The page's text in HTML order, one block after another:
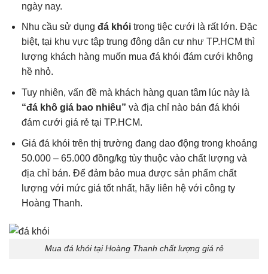
ngày nay.
Nhu cầu sử dụng đá khóitrong tiệc cưới là rất lớn. Đặc
biệt, tại khu vực tập trung đông dân cư như TP.HCM thì
lượng khách hàng muốn mua đá khói đám cưới không
hề nhỏ.
Tuy nhiên, vấn đề mà khách hàng quan tâm lúc này là
“đá khô giá bao nhiêu” và địa chỉ nào bán đá khói
đám cưới giá rẻ tại TP.HCM.
Giá đá khói trên thị trường đang dao động trong khoảng
50.000 – 65.000 đồng/kg tùy thuộc vào chất lượng và
địa chỉ bán. Để đảm bảo mua được sản phẩm chất
lượng với mức giá tốt nhất, hãy liên hệ với công ty
Hoàng Thanh.
Mua đá khói tại Hoàng Thanh chất lượng giá rẻ